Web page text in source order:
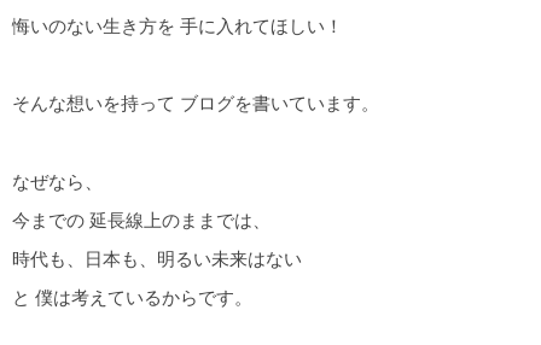
悔いのない生き方を 手に入れてほしい！
そんな想いを持って ブログを書いています。
なぜなら、
今までの 延長線上のままでは、
時代も、日本も、明るい未来はない
と 僕は考えているからです。